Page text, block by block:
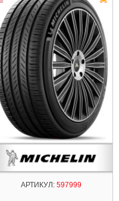
АРТИКУЛ:597999